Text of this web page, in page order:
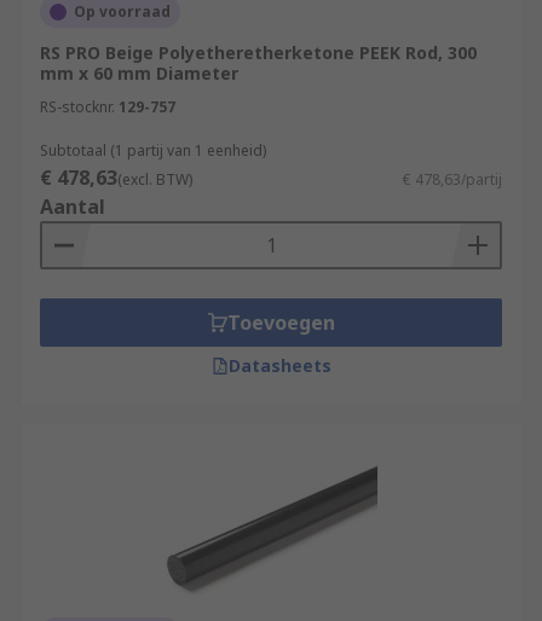
Op voorraad
RS PRO Beige Polyetheretherketone PEEK Rod, 300
mm x 60 mm Diameter
RS-stocknr. 129-757
Subtotaal (1 partij van 1 eenheid)
€ 478,63(excl. BTW) € 478,63/partij
Aantal
Toevoegen
Datasheets